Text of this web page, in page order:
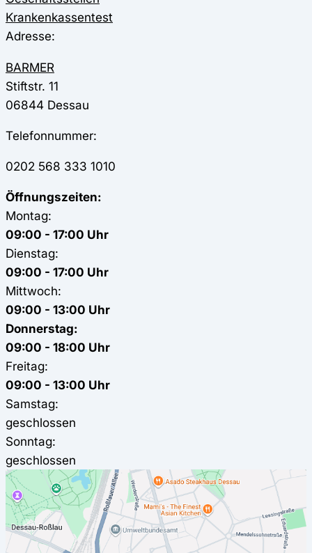
Krankenkassentest
Adresse:
BARMER
Stiftstr. 11
06844 Dessau
Telefonnummer:
0202 568 333 1010
Öffnungszeiten:
Montag:
09:00 - 17:00 Uhr
Dienstag:
09:00 - 17:00 Uhr
Mittwoch:
09:00 - 13:00 Uhr
Donnerstag:
09:00 - 18:00 Uhr
Freitag:
09:00 - 13:00 Uhr
Samstag:
geschlossen
Sonntag:
geschlossen